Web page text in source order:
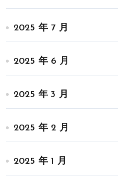
2025 年 7 月
2025 年 6 月
2025 年 3 月
2025 年 2 月
2025 年 1 月